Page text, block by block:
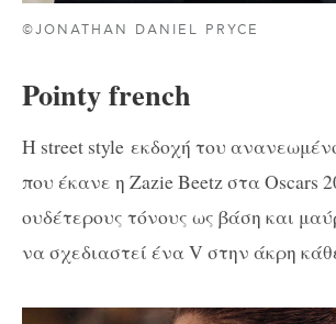
©JONATHAN DANIEL PRYCE
Pointy french
Η street style εκδοχή του
που έκανε η Zazie Beetz στα Oscars
ουδέτερους τόνους ως βάση και
να σχεδιαστεί ένα V στην άκρη